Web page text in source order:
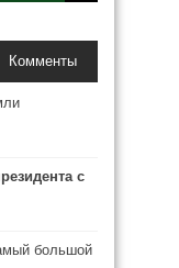
Комменты
с
большой